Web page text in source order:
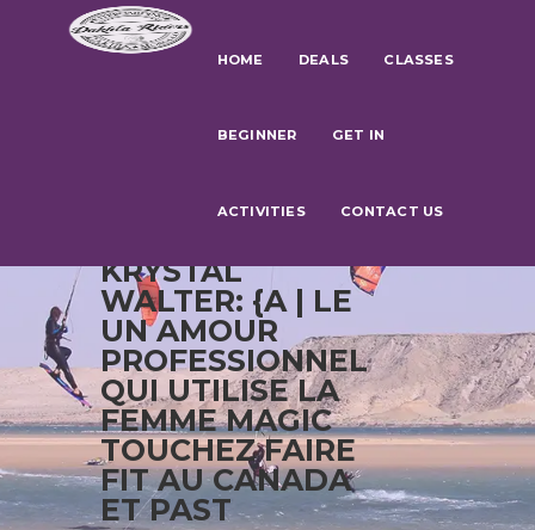
HOME DEALS CLASSES
BEGINNER GET IN
ACTIVITIES CONTACT US
KRYSTAL
WALTER: {A | LE
UN AMOUR
PROFESSIONNEL
QUI UTILISE LA
FEMME MAGIC
TOUCHEZ FAIRE
FIT AU CANADA
ET PAST